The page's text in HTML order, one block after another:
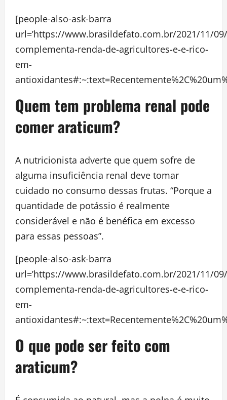
[people-also-ask-barra
url=’https://www.brasildefato.com.br/2021/11/
complementa-renda-de-agricultores-e-e-rico-
em-
Quem tem problema renal pode
comer araticum?
A nutricionista adverte que quem sofre de
alguma insuficiência renal deve tomar
cuidado no consumo dessas frutas. “Porque a
quantidade de potássio é realmente
considerável e não é benéfica em excesso
para essas pessoas”.
[people-also-ask-barra
url=’https://www.brasildefato.com.br/2021/11/
complementa-renda-de-agricultores-e-e-rico-
em-
O que pode ser feito com
araticum?